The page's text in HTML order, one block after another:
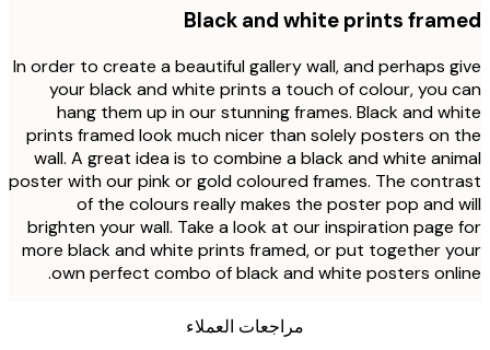
Black and white prints
In order to create a beautiful gallery wall, and perhaps
your black and white prints a touch of colour, you
hang them up in our stunning frames. Black and
prints framed look much nicer than solely posters on
wall. A great idea is to combine a black and white
poster with our pink or gold coloured frames. The
of the colours really makes the poster pop
brighten your wall. Take a look at our inspiration
more black and white prints framed, or put together
own perfect combo of black and white posters
مراجعات العملاء